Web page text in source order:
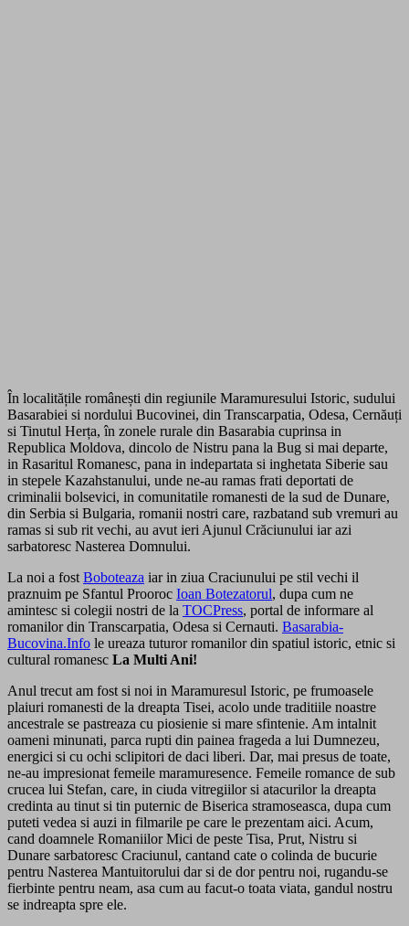
În localitățile românești din regiunile Maramuresului Istoric, sudului
Basarabiei si nordului Bucovinei, din Transcarpatia, Odesa, Cernăuți
si Tinutul Herța, în zonele rurale din Basarabia cuprinsa in
Republica Moldova, dincolo de Nistru pana la Bug si mai departe,
in Rasaritul Romanesc, pana in indepartata si inghetata Siberie sau
in stepele Kazahstanului, unde ne-au ramas frati deportati de
criminalii bolsevici, in comunitatile romanesti de la sud de Dunare,
din Serbia si Bulgaria, romanii nostri care, razbatand sub vremuri au
ramas si sub rit vechi, au avut ieri Ajunul Crăciunului iar azi
sarbatoresc Nasterea Domnului.
La noi a fost Boboteaza iar in ziua Craciunului pe stil vechi il
praznuim pe Sfantul Prooroc Ioan Botezatorul, dupa cum ne
amintesc si colegii nostri de la TOCPress, portal de informare al
romanilor din Transcarpatia, Odesa si Cernauti. Basarabia-
Bucovina.Info le ureaza tuturor romanilor din spatiul istoric, etnic si
cultural romanesc La Multi Ani!
Anul trecut am fost si noi in Maramuresul Istoric, pe frumoasele
plaiuri romanesti de la dreapta Tisei, acolo unde traditiile noastre
ancestrale se pastreaza cu piosienie si mare sfintenie. Am intalnit
oameni minunati, parca rupti din painea frageda a lui Dumnezeu,
energici si cu ochi sclipitori de daci liberi. Dar, mai presus de toate,
ne-au impresionat femeile maramuresence. Femeile romance de sub
crucea lui Stefan, care, in ciuda vitregiilor si atacurilor la dreapta
credinta au tinut si tin puternic de Biserica stramoseasca, dupa cum
puteti vedea si auzi in filmarile pe care le prezentam aici. Acum,
cand doamnele Romaniilor Mici de peste Tisa, Prut, Nistru si
Dunare sarbatoresc Craciunul, cantand cate o colinda de bucurie
pentru Nasterea Mantuitorului dar si de dor pentru noi, rugandu-se
fierbinte pentru neam, asa cum au facut-o toata viata, gandul nostru
se indreapta spre ele.